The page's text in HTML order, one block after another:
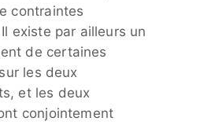
contraintes
existe par ailleurs un
de certaines
les deux
et les deux
conjointement